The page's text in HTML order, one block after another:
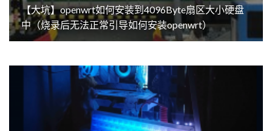
【大坑】openwrt如何安装到4096Byte扇区大小硬盘
中（烧录后无法正常引导如何安装openwrt）